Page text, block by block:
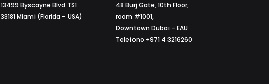
13499 Byscayne Blvd TS1
33181 Miami (Florida – USA)
48 Burj Gate, 10th Floor,
room #1001,
Downtown Dubai – EAU
Telefono +971 4 3216260